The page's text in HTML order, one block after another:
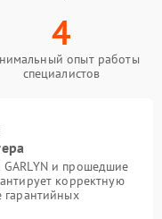
4
опыт работы
специалистов
и прошедшие
корректную
гарантийных